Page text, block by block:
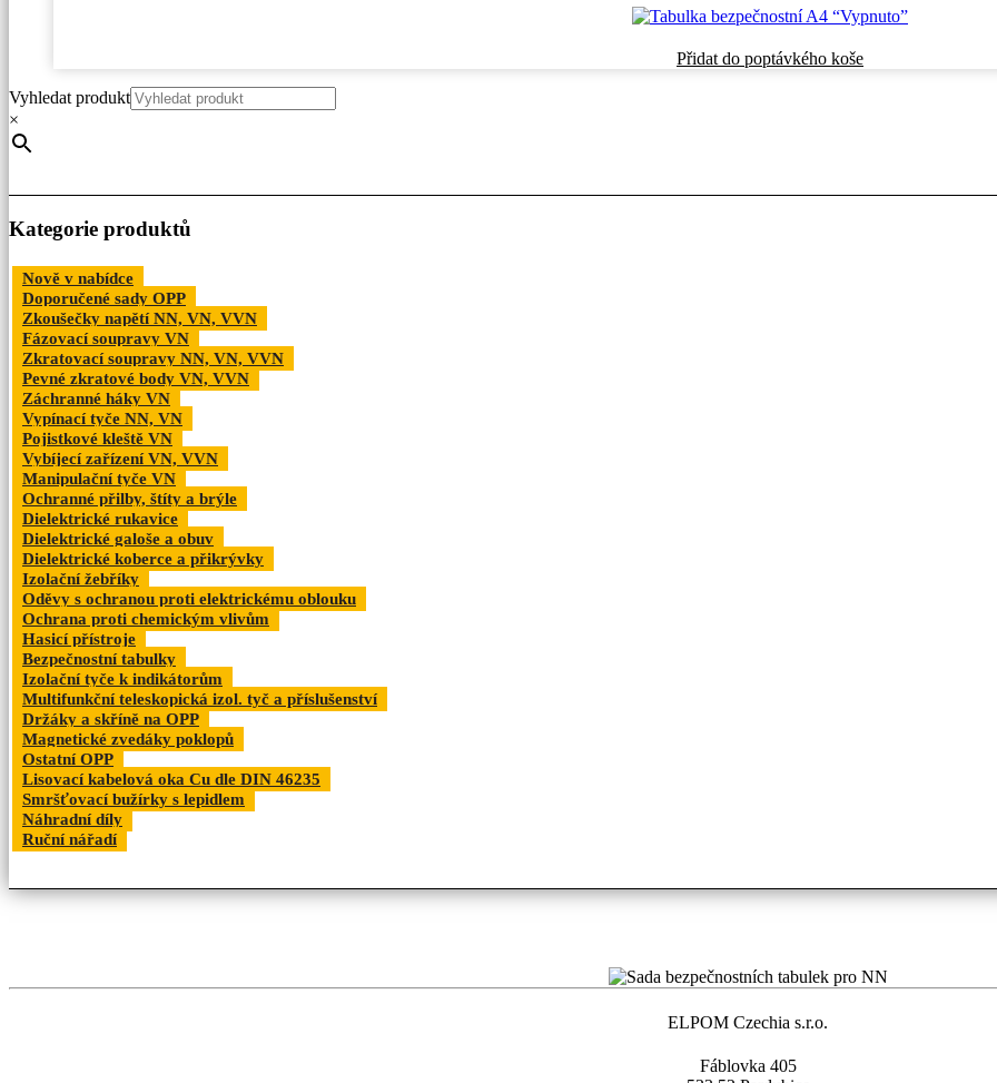
Přidat do poptávkého koše
Vyhledat produkt
×
Kategorie produktů
Nově v nabídce
Doporučené sady OPP
Zkoušečky napětí NN, VN, VVN
Fázovací soupravy VN
Zkratovací soupravy NN, VN, VVN
Pevné zkratové body VN, VVN
Záchranné háky VN
Vypínací tyče NN, VN
Pojistkové kleště VN
Vybíjecí zařízení VN, VVN
Manipulační tyče VN
Ochranné přilby, štíty a brýle
Dielektrické rukavice
Dielektrické galoše a obuv
Dielektrické koberce a přikrývky
Izolační žebříky
Oděvy s ochranou proti elektrickému oblouku
Ochrana proti chemickým vlivům
Hasicí přístroje
Bezpečnostní tabulky
Izolační tyče k indikátorům
Multifunkční teleskopická izol. tyč a příslušenství
Držáky a skříně na OPP
Magnetické zvedáky poklopů
Ostatní OPP
Lisovací kabelová oka Cu dle DIN 46235
Smršťovací bužírky s lepidlem
Náhradní díly
Ruční nářadí
ELPOM Czechia s.r.o.
Fáblovka 405